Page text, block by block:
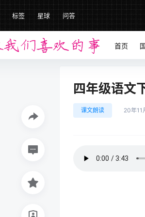
标签 星球 问答
首页
四年级语文
课文朗读 20年11